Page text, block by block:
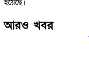
হয়েছে।
আরও খবর